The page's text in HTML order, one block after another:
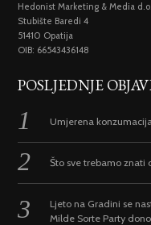
Hedonist Marketing & Media
Stubište Baredi 4
51410 Opatija
OIB: 66543436148
POSLJEDNJE
Umjerena
Što sve trebamo znati
Ljeto na Gradini se
Milde Sorte Party